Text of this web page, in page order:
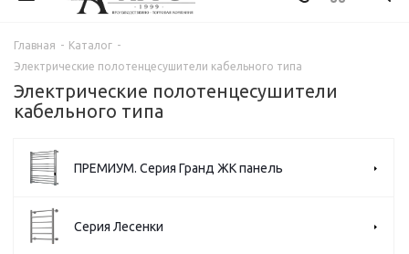
Главная - Каталог -
Электрические полотенцесушители кабельного типа
Электрические полотенцесушители
кабельного типа
ПРЕМИУМ. Серия Гранд ЖК панель
Серия Лесенки